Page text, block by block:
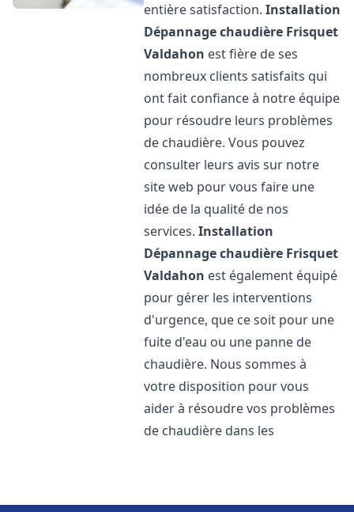
entière satisfaction.Installation
Dépannage chaudière Frisquet
Valdahon est fière de ses
nombreux clients satisfaits qui
ont fait confiance à notre équipe
pour résoudre leurs problèmes
de chaudière. Vous pouvez
consulter leurs avis sur notre
site web pour vous faire une
idée de la qualité de nos
services.Installation
Dépannage chaudière Frisquet
Valdahon est également équipé
pour gérer les interventions
d'urgence, que ce soit pour une
fuite d'eau ou une panne de
chaudière. Nous sommes à
votre disposition pour vous
aider à résoudre vos problèmes
de chaudière dans les